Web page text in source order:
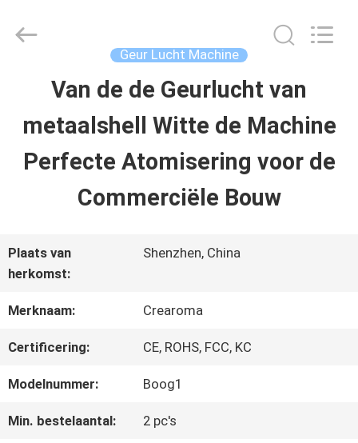
PRODUCTEN
VR-
SHOW
Meter
Geur Lucht Machine
Van de de Geurlucht van
metaalshell Witte de Machine
Perfecte Atomisering voor de
Commerciële Bouw
Plaats van
herkomst:
Shenzhen, China
Merknaam: Crearoma
Certificering: CE, ROHS, FCC, KC
Modelnummer: Boog1
Min. bestelaantal: 2 pc's